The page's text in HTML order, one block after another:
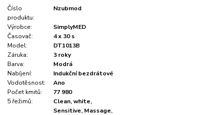
Číslo
produktu:
Nzubmod
Výrobce:
SimplyMED
Časovač:
4 x 30 s
Model:
DT1013B
Záruka:
3 roky
Barva:
Modrá
Nabíjení:
Indukční bezdrátové
Vodotěsnost:
Ano
Počet kmitů:
77 980
5 řežimů:
Clean, white,
Sensitive, Massage,